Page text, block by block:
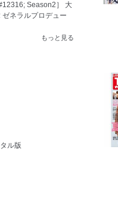
Season2］ 大
ネラルプロデュー
もっと見る
ル版